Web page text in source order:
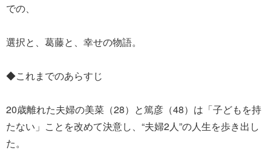
での、
選択と、葛藤と、幸せの物語。
◆これまでのあらすじ
20歳離れた夫婦の美菜（28）と篤彦（48）は「子どもを持
たない」ことを改めて決意し、“夫婦2人”の人生を歩き出し
た。